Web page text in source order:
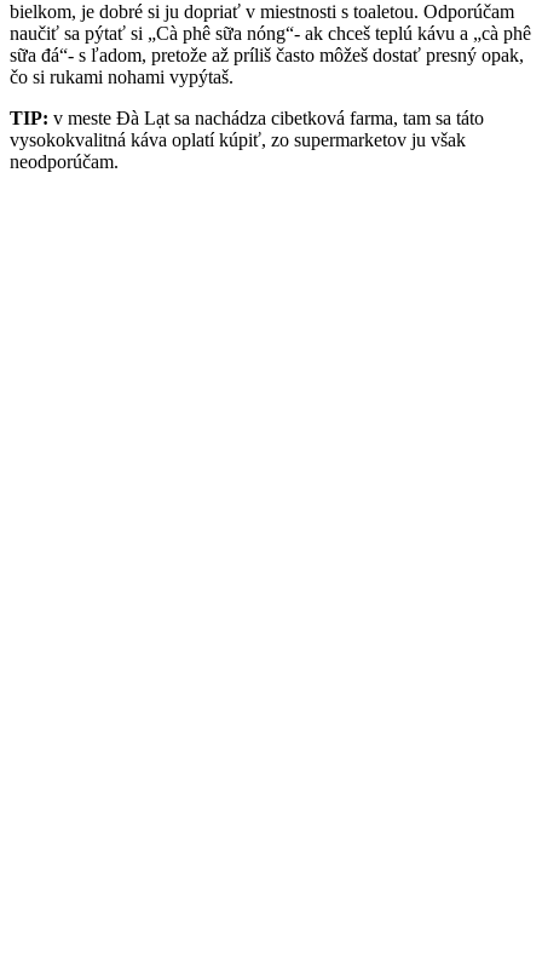
bielkom, je dobré si ju dopriať v miestnosti s toaletou. Odporúčam
naučiť sa pýtať si „Cà phê sữa nóng“- ak chceš teplú kávu a „cà phê
sữa đá“- s ľadom, pretože až príliš často môžeš dostať presný opak,
čo si rukami nohami vypýtaš.
TIP: v meste Đà Lạt sa nachádza cibetková farma, tam sa táto
vysokokvalitná káva oplatí kúpiť, zo supermarketov ju však
neodporúčam.